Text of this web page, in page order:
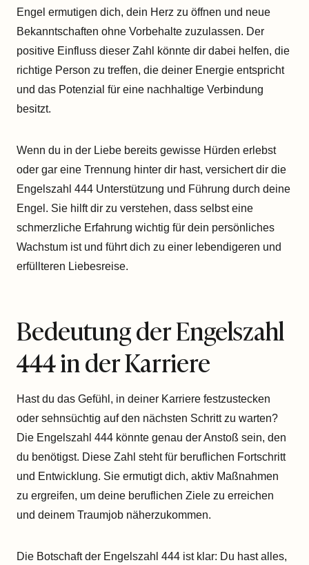
Engel ermutigen dich, dein Herz zu öffnen und neue
Bekanntschaften ohne Vorbehalte zuzulassen. Der
positive Einfluss dieser Zahl könnte dir dabei helfen, die
richtige Person zu treffen, die deiner Energie entspricht
und das Potenzial für eine nachhaltige Verbindung
besitzt.
Wenn du in der Liebe bereits gewisse Hürden erlebst
oder gar eine Trennung hinter dir hast, versichert dir die
Engelszahl 444 Unterstützung und Führung durch deine
Engel. Sie hilft dir zu verstehen, dass selbst eine
schmerzliche Erfahrung wichtig für dein persönliches
Wachstum ist und führt dich zu einer lebendigeren und
erfüllteren Liebesreise.
Bedeutung der Engelszahl
444 in der Karriere
Hast du das Gefühl, in deiner Karriere festzustecken
oder sehnsüchtig auf den nächsten Schritt zu warten?
Die Engelszahl 444 könnte genau der Anstoß sein, den
du benötigst. Diese Zahl steht für beruflichen Fortschritt
und Entwicklung. Sie ermutigt dich, aktiv Maßnahmen
zu ergreifen, um deine beruflichen Ziele zu erreichen
und deinem Traumjob näherzukommen.
Die Botschaft der Engelszahl 444 ist klar: Du hast alles,